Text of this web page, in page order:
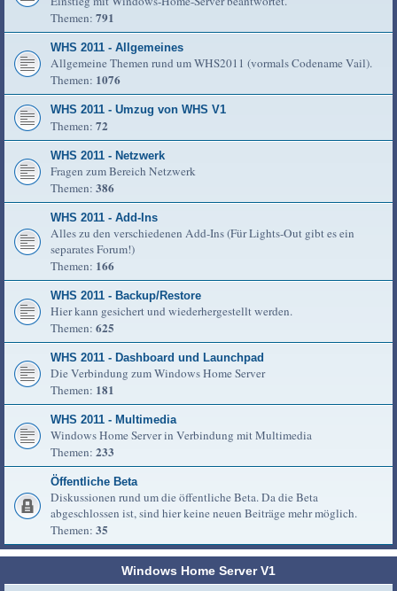
Themen: 791
WHS 2011 - Allgemeines
Allgemeine Themen rund um WHS2011 (vormals Codename Vail).
Themen: 1076
WHS 2011 - Umzug von WHS V1
Themen: 72
WHS 2011 - Netzwerk
Fragen zum Bereich Netzwerk
Themen: 386
WHS 2011 - Add-Ins
Alles zu den verschiedenen Add-Ins (Für Lights-Out gibt es ein
separates Forum!)
Themen: 166
WHS 2011 - Backup/Restore
Hier kann gesichert und wiederhergestellt werden.
Themen: 625
WHS 2011 - Dashboard und Launchpad
Die Verbindung zum Windows Home Server
Themen: 181
WHS 2011 - Multimedia
Windows Home Server in Verbindung mit Multimedia
Themen: 233
Öffentliche Beta
Diskussionen rund um die öffentliche Beta. Da die Beta
abgeschlossen ist, sind hier keine neuen Beiträge mehr möglich.
Themen: 35
Windows Home Server V1